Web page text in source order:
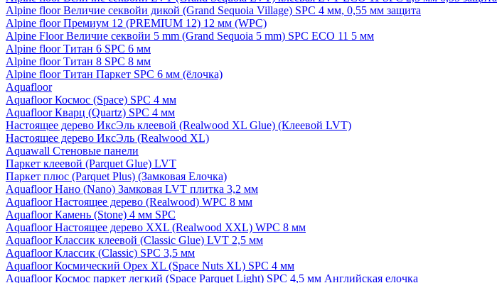
Alpine floor Величие секвойи дикой (Grand Sequoia Village) SPC 4 мм, 0,55 мм защита
Alpine floor Премиум 12 (PREMIUM 12) 12 мм (WPC)
Alpine Floor Величие секвойи 5 mm (Grand Sequoia 5 mm) SPC ECO 11 5 мм
Alpine floor Титан 6 SPC 6 мм
Alpine floor Титан 8 SPC 8 мм
Alpine floor Титан Паркет SPC 6 мм (ёлочка)
Aquafloor
Aquafloor Космос (Space) SPC 4 мм
Aquafloor Кварц (Quartz) SPC 4 мм
Настоящее дерево ИксЭль клеевой (Realwood XL Glue) (Клеевой LVT)
Настоящее дерево ИксЭль (Realwood XL)
Aquawall Стеновые панели
Паркет клеевой (Parquet Glue) LVT
Паркет плюс (Parquet Plus) (Замковая Елочка)
Aquafloor Нано (Nano) Замковая LVT плитка 3,2 мм
Aquafloor Настоящее дерево (Realwood) WPC 8 мм
Aquafloor Камень (Stone) 4 мм SPC
Aquafloor Настоящее дерево XXL (Realwood XXL) WPC 8 мм
Aquafloor Классик клеевой (Classic Glue) LVT 2,5 мм
Aquafloor Классик (Classic) SPC 3,5 мм
Aquafloor Космический Орех XL (Space Nuts XL) SPC 4 мм
Aquafloor Космос паркет легкий (Space Parquet Light) SPC 4,5 мм Английская елочка